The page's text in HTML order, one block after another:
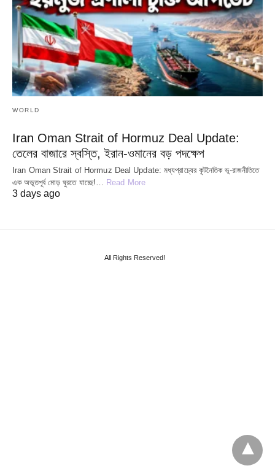
WORLD
Iran Oman Strait of Hormuz Deal Update:
তেলের বাজারে স্বস্তি, ইরান-ওমানের বড় পদক্ষেপ
Iran Oman Strait of Hormuz Deal Update: মধ্যপ্রাচ্যের কূটনৈতিক ভূ-রাজনীতিতে
এক অভূতপূর্ব মোড় ঘুরতে যাচ্ছে!… Read More
3 days ago
All Rights Reserved!